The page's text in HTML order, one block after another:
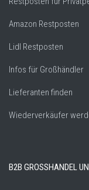
Amazon Restposten
Lidl Restposten
Infos für Großhändler
Lieferanten finden
Wiederverkäufer
B2B GROSSHANDEL